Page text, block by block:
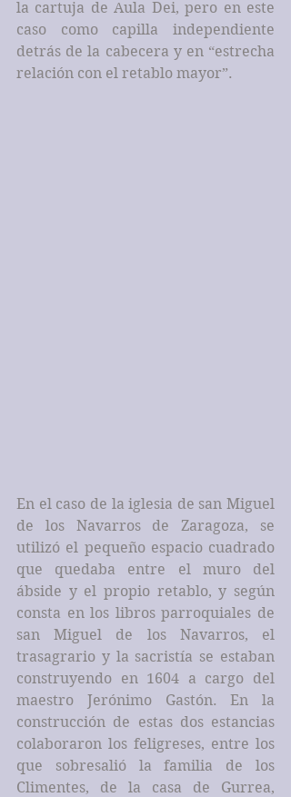
la cartuja de Aula Dei, pero en este
caso como capilla independiente
detrás de la cabecera y en “estrecha
relación con el retablo mayor”.
En el caso de la iglesia de san Miguel
de los Navarros de Zaragoza, se
utilizó el pequeño espacio cuadrado
que quedaba entre el muro del
ábside y el propio retablo, y según
consta en los libros parroquiales de
san Miguel de los Navarros, el
trasagrario y la sacristía se estaban
construyendo en 1604 a cargo del
maestro Jerónimo Gastón. En la
construcción de estas dos estancias
colaboraron los feligreses, entre los
que sobresalió la familia de los
Climentes, de la casa de Gurrea,